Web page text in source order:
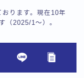
ります。現在10年
（2025/1〜）。